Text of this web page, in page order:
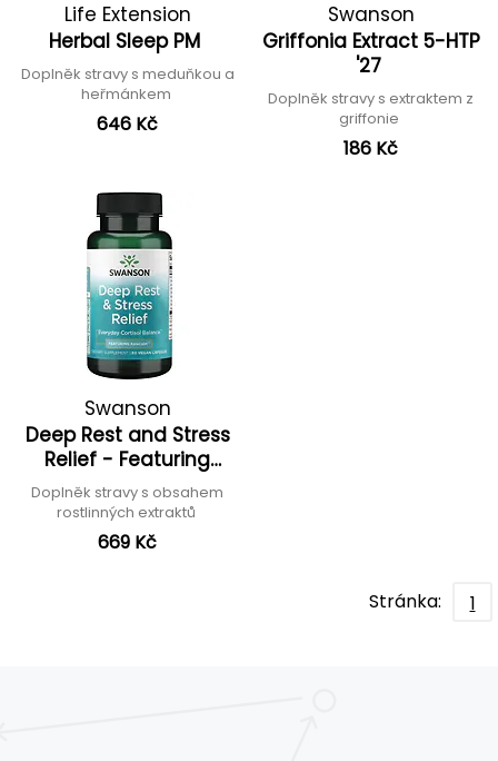
Life Extension
Herbal Sleep PM
Doplněk stravy s meduňkou a
heřmánkem
646 Kč
Swanson
Griffonia Extract 5-HTP
'27
Doplněk stravy s extraktem z
griffonie
186 Kč
Swanson
Deep Rest and Stress
Relief - Featuring
KaraCalm '26
Doplněk stravy s obsahem
rostlinných extraktů
669 Kč
Stránka: 1